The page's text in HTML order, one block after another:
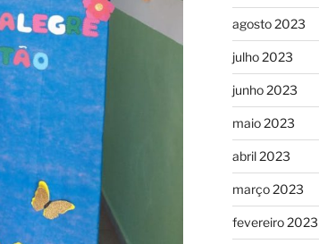
agosto 2023
julho 2023
junho 2023
maio 2023
abril 2023
março 2023
fevereiro 2023